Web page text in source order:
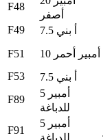
F48
أصفر
F49
7.5 أ بني
F51
10 أمبير أحمر
F53
7.5 أ بني
F89
5 أمبير
للدباغة
F91
5 أمبير
للدباغة